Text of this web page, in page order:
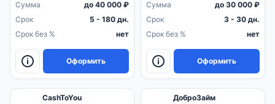
Сумма
до 40 000 ₽
Срок
5 - 180 дн.
Срок без %
нет
Оформить
Сумма
до 30 000 ₽
Срок
3 - 30 дн.
Срок без %
нет
Оформить
CashToYou
ДоброЗайм